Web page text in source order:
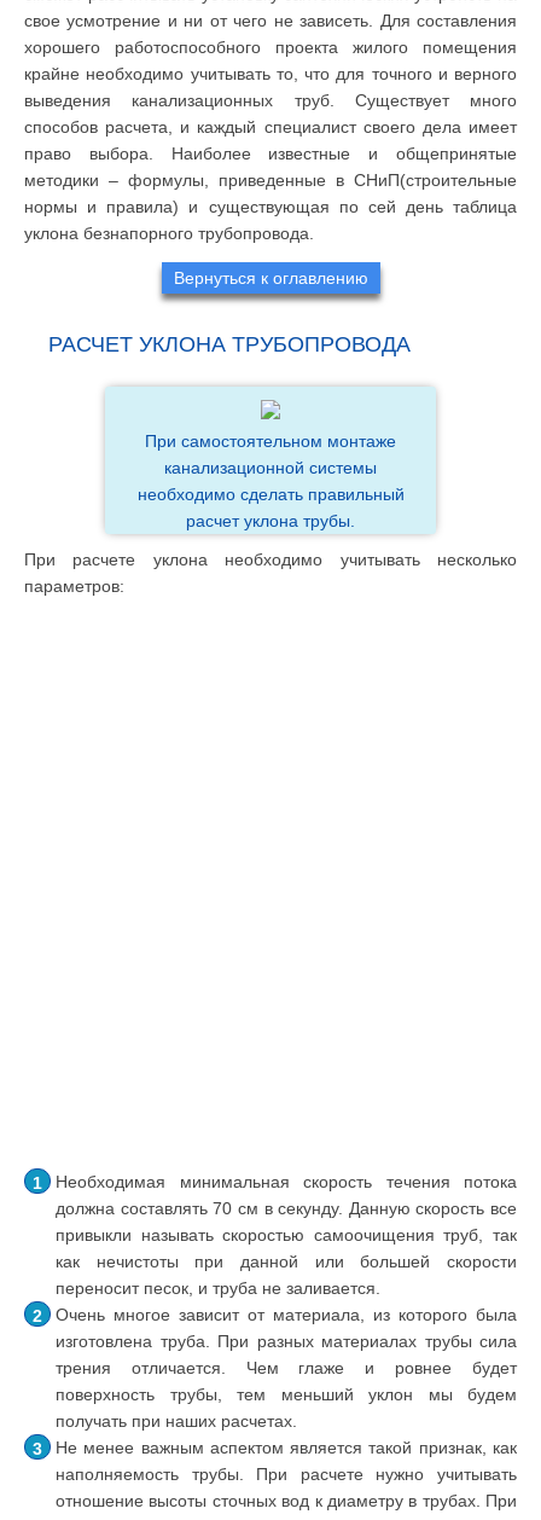
свое усмотрение и ни от чего не зависеть. Для составления
хорошего работоспособного проекта жилого помещения
крайне необходимо учитывать то, что для точного и верного
выведения канализационных труб. Существует много
способов расчета, и каждый специалист своего дела имеет
право выбора. Наиболее известные и общепринятые
методики – формулы, приведенные в СНиП(строительные
нормы и правила) и существующая по сей день таблица
уклона безнапорного трубопровода.
Вернуться к оглавлению
РАСЧЕТ УКЛОНА ТРУБОПРОВОДА
При самостоятельном монтаже
канализационной системы
необходимо сделать правильный
расчет уклона трубы.
При расчете уклона необходимо учитывать несколько
параметров:
Необходимая минимальная скорость течения потока
должна составлять 70 см в секунду. Данную скорость все
привыкли называть скоростью самоочищения труб, так
как нечистоты при данной или большей скорости
переносит песок, и труба не заливается.
Очень многое зависит от материала, из которого была
изготовлена труба. При разных материалах трубы сила
трения отличается. Чем глаже и ровнее будет
поверхность трубы, тем меньший уклон мы будем
получать при наших расчетах.
Не менее важным аспектом является такой признак, как
наполняемость трубы. При расчете нужно учитывать
отношение высоты сточных вод к диаметру в трубах. При